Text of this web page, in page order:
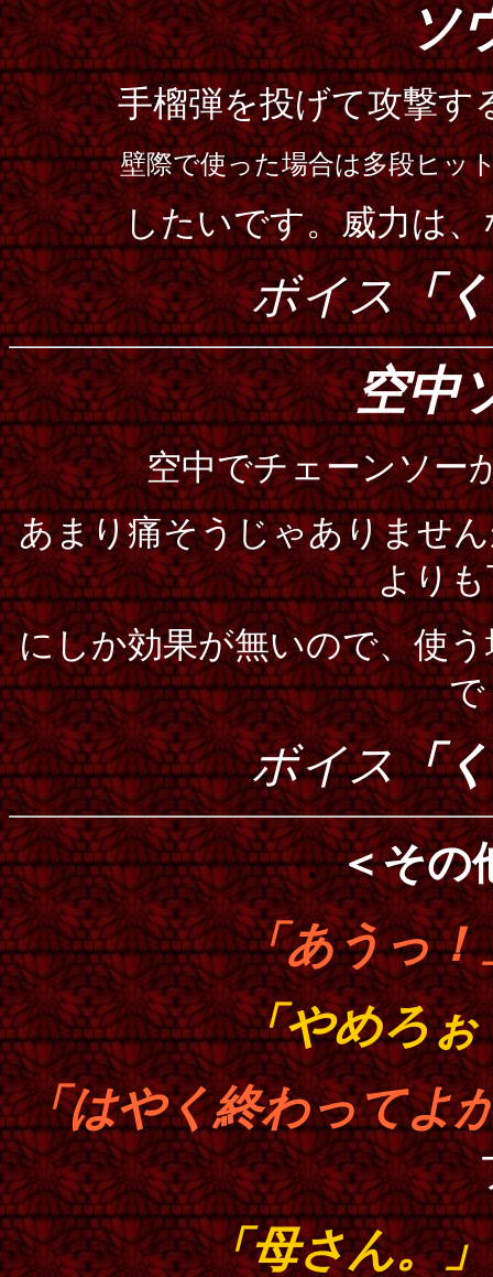
ソ
手榴弾を投げて攻撃す
壁際で使った場合は多段ヒッ
したいです。威力は
ボイス「
空中
空中でチェーンソー
あまり痛そうじゃありませ
より
にしか効果が無いので、使
で
ボイス「
．＜その
「あうっ
「やめろ
「はやく終わって
「母さん。